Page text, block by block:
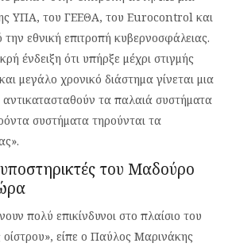
ΥΠΑ, του ΓΕΕΘΑ, του Eurocontrol και
εθνική επιτροπή κυβερνοσφάλειας.
ένδειξη ότι υπήρξε μέχρι στιγμής
μεγάλο χρονικό διάστημα γίνεται μια
τα παλαιά συστήματα
συστήματα τηρούνται τα
υποστηρικτές του Μαδούρο
πολύ επικίνδυνοι στο πλαίσιο του
οίστρου», είπε ο Παύλος Μαρινάκης